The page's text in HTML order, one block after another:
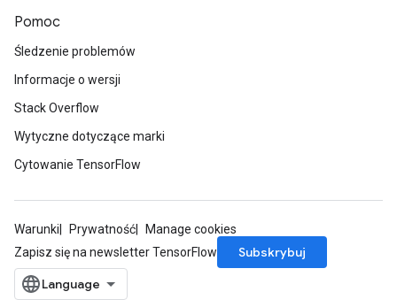
Pomoc
Śledzenie problemów
Informacje o wersji
Stack Overflow
Wytyczne dotyczące marki
Cytowanie TensorFlow
Warunki Prywatność
Manage cookies
Zapisz się na newsletter TensorFlow
Subskrybuj